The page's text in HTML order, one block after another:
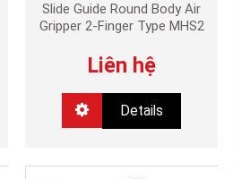
Slide Guide Round Body Air
Gripper 2-Finger Type MHS2
Liên hệ
Details